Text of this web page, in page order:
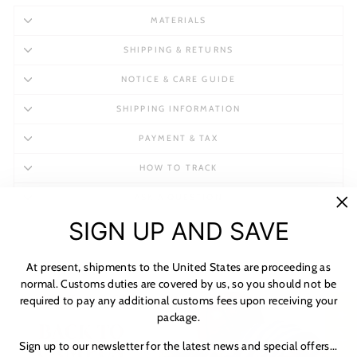
MATERIALS
SHIPPING & RETURNS
NOTICE & CARE GUIDE
SHIPPING INFORMATION
PAYMENT & TAX
HOW TO TRACK
SIGN UP AND SAVE
At present, shipments to the United States are proceeding as
normal. Customs duties are covered by us, so you should not be
required to pay any additional customs fees upon receiving your
package.
Sign up to our newsletter for the latest news and special offers...★ レビュー